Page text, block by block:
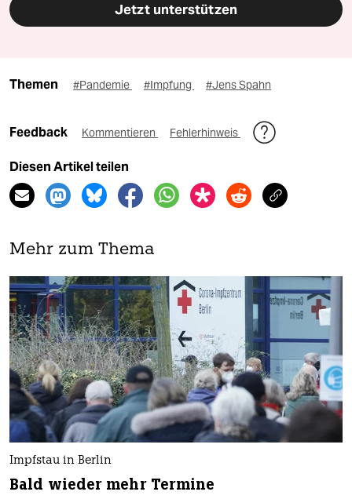
Jetzt unterstützen
Themen #Pandemie #Impfung #Jens Spahn
Feedback Kommentieren Fehlerhinweis
Diesen Artikel teilen
Mehr zum Thema
Impfstau in Berlin
Bald wieder mehr Termine